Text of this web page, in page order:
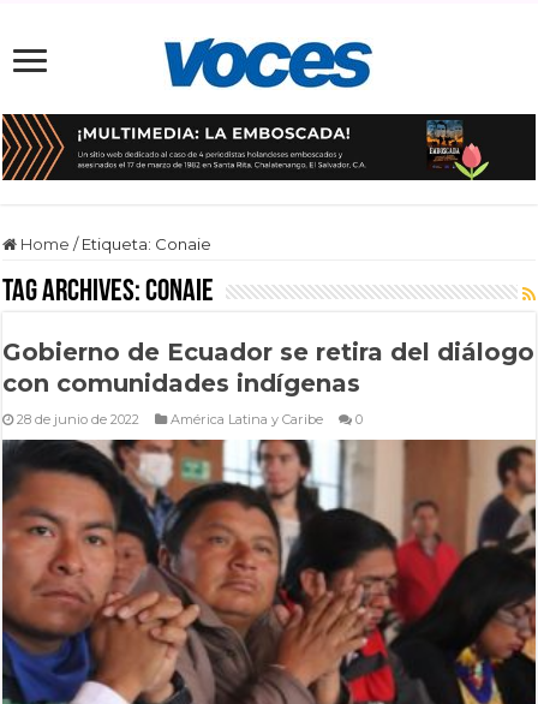
Home / Etiqueta: Conaie
Tag Archives:Conaie
Gobierno de Ecuador se retira del diálogo
con comunidades indígenas
28 de junio de 2022 América Latina y Caribe 0